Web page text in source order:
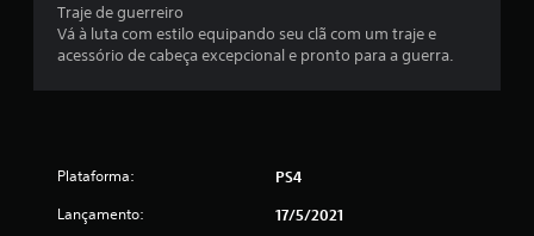
ç
Traje de guerreiro
Vá à luta com estilo equipando seu clã com um traje e
acessório de cabeça excepcional e pronto para a guerra.
Plataforma: PS4
Lançamento: 17/5/2021